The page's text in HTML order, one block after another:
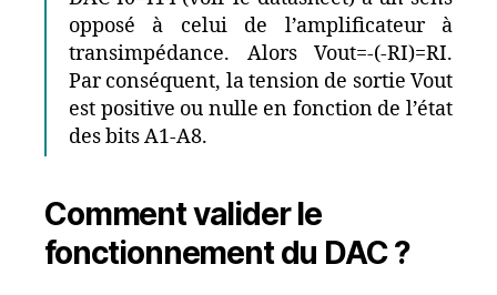
opposé à celui de l’amplificateur à
transimpédance. Alors Vout=-(-RI)=RI.
Par conséquent, la tension de sortie Vout
est positive ou nulle en fonction de l’état
des bits A1-A8.
Comment valider le
fonctionnement du DAC ?